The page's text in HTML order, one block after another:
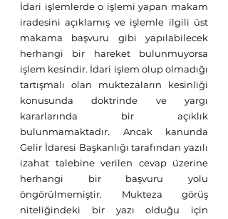
İdari işlemlerde o işlemi yapan makam
iradesini açıklamış ve işlemle ilgili üst
makama başvuru gibi yapılabilecek
herhangi bir hareket bulunmuyorsa
işlem kesindir. İdari işlem olup olmadığı
tartışmalı olan muktezaların kesinliği
konusunda doktrinde ve yargı
kararlarında bir açıklık
bulunmamaktadır. Ancak kanunda
Gelir İdaresi Başkanlığı tarafından yazılı
izahat talebine verilen cevap üzerine
herhangi bir başvuru yolu
öngörülmemiştir. Mukteza görüş
niteliğindeki bir yazı olduğu için